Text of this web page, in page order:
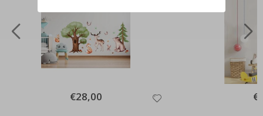
Special
Price
€28,00